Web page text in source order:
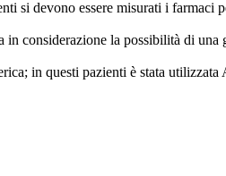
si devono essere misurati i farmaci
in considerazione la possibilità di
in questi pazienti è stata